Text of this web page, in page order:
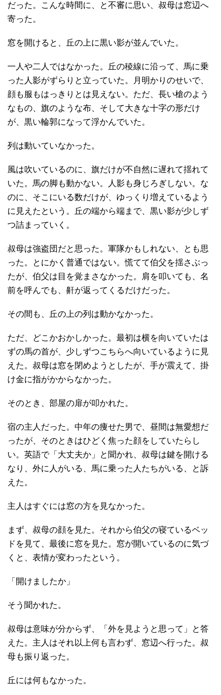
だった。こんな時間に、と不審に思い、叔母は窓辺へ
寄った。
窓を開けると、丘の上に黒い影が並んでいた。
一人や二人ではなかった。丘の稜線に沿って、馬に乗
った人影がずらりと立っていた。月明かりのせいで、
顔も服もはっきりとは見えない。ただ、長い槍のよう
なもの、旗のような布、そして大きな十字の形だけ
が、黒い輪郭になって浮かんでいた。
列は動いていなかった。
風は吹いているのに、旗だけが不自然に遅れて揺れて
いた。馬の脚も動かない。人影も身じろぎしない。な
のに、そこにいる数だけが、ゆっくり増えているよう
に見えたという。丘の端から端まで、黒い影が少しず
つ詰まっていく。
叔母は強盗団だと思った。軍隊かもしれない、とも思
った。とにかく普通ではない。慌てて伯父を揺さぶっ
たが、伯父は目を覚まさなかった。肩を叩いても、名
前を呼んでも、鼾が返ってくるだけだった。
その間も、丘の上の列は動かなかった。
ただ、どこかおかしかった。最初は横を向いていたは
ずの馬の首が、少しずつこちらへ向いているように見
えた。叔母は窓を閉めようとしたが、手が震えて、掛
け金に指がかからなかった。
そのとき、部屋の扉が叩かれた。
宿の主人だった。中年の痩せた男で、昼間は無愛想だ
ったが、そのときはひどく焦った顔をしていたらし
い。英語で「大丈夫か」と聞かれ、叔母は鍵を開ける
なり、外に人がいる、馬に乗った人たちがいる、と訴
えた。
主人はすぐには窓の方を見なかった。
まず、叔母の顔を見た。それから伯父の寝ているベッ
ドを見て、最後に窓を見た。窓が開いているのに気づ
くと、表情が変わったという。
「開けましたか」
そう聞かれた。
叔母は意味が分からず、「外を見ようと思って」と答
えた。主人はそれ以上何も言わず、窓辺へ行った。叔
母も振り返った。
丘には何もなかった。